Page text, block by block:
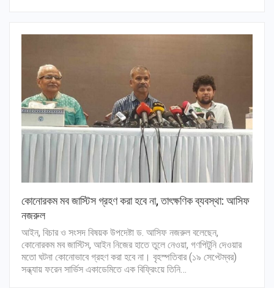
কোনোরকম মব জাস্টিস গ্রহণ করা হবে না, তাৎক্ষণিক ব্যবস্থা: আসিফ
নজরুল
আইন, বিচার ও সংসদ বিষয়ক উপদেষ্টা ড. আসিফ নজরুল বলেছেন,
কোনোরকম মব জাস্টিস, আইন নিজের হাতে তুলে নেওয়া, গণপিটুনি দেওয়ার
মতো ঘটনা কোনোভাবে গ্রহণ করা হবে না। বৃহস্পতিবার (১৯ সেপ্টেম্বর)
সন্ধ্যায় ফরেন সার্ভিস একাডেমিতে এক বিফ্রিংয়ে তিনি…